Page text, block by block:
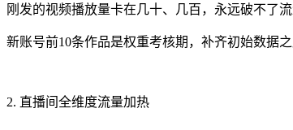
刚发的视频播放量卡在几十、几百，永远破不了
新账号前10条作品是权重考核期，补齐初始数据
2. 直播间全维度流量加热